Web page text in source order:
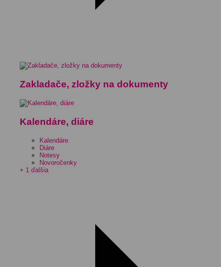
Zakladače, zložky na dokumenty
Kalendáre, diáre
Kalendáre
Diáre
Notesy
Novoročenky
+ 1 ďalšia